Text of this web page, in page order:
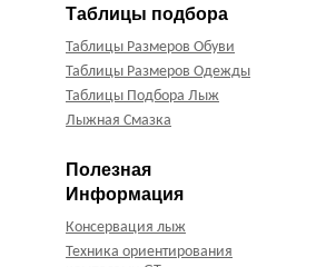
Таблицы подбора
Таблицы Размеров Обуви
Таблицы Размеров Одежды
Таблицы Подбора Лыж
Лыжная Смазка
Полезная
Информация
Консервация лыж
Техника ориентирования